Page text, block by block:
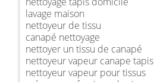
lavage maison
nettoyeur de tissu
canapé nettoyage
nettoyer un tissu de canapé
nettoyeur vapeur canape tapis
nettoyeur vapeur pour tissus